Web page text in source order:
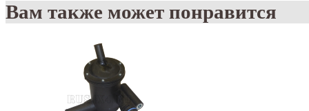
Вам также может понравится